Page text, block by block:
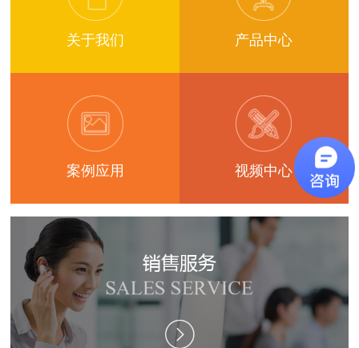
合作伙伴
联系我们
关于我们 产品中心
案例应用 视频中心